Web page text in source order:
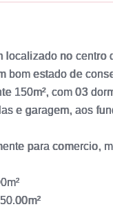
localizado no centro
bom estado de
150m², com 03
e garagem, aos
para comercio,